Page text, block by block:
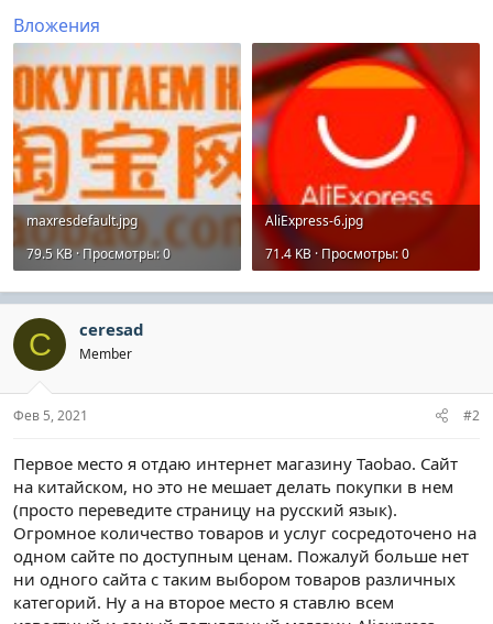
Вложения
maxresdefault.jpg
79.5 KB · Просмотры: 0
AliExpress-6.jpg
71.4 KB · Просмотры: 0
C ceresad
Member
Фев 5, 2021 #2
Первое место я отдаю интернет магазину Taobao. Сайт
на китайском, но это не мешает делать покупки в нем
(просто переведите страницу на русский язык).
Огромное количество товаров и услуг сосредоточено на
одном сайте по доступным ценам. Пожалуй больше нет
ни одного сайта с таким выбором товаров различных
категорий. Ну а на второе место я ставлю всем